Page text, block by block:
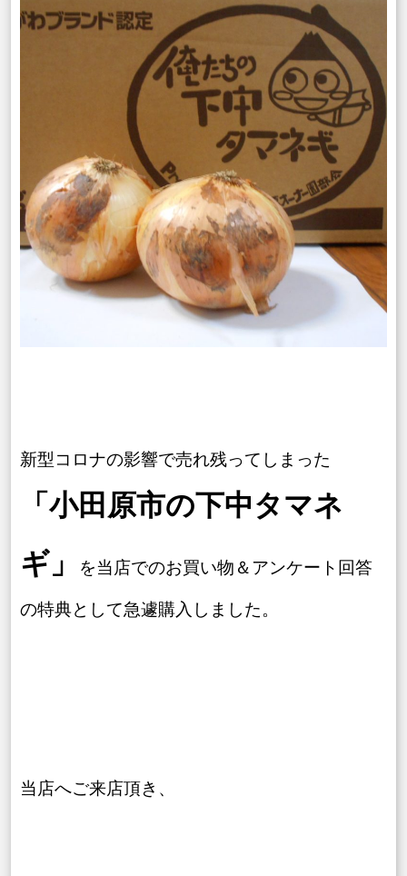
新型コロナの影響で売れ残ってしまった
「小田原市の下中タマネ
ギ」
を当店でのお買い物＆アンケート回答
の特典として急遽購入しました。
当店へご来店頂き、